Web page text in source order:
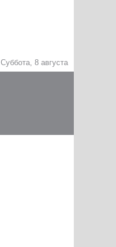
Суббота, 8 августа